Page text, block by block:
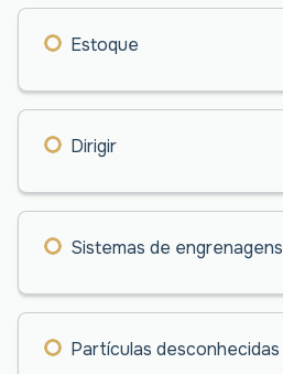
Estoque
Dirigir
Sistemas de engrenagens
Partículas desconhecidas